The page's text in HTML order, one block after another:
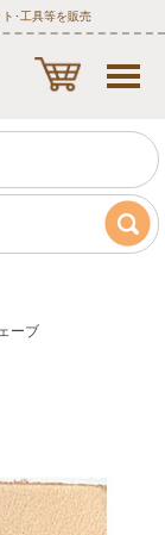
ト･工具等を販売
ーブ